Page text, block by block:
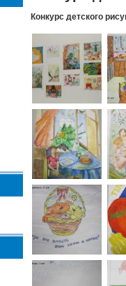
Конкурс детского